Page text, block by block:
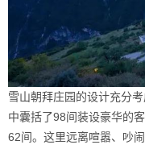
雪山朝拜庄园的设计充分
中囊括了98间装设豪华的
62间。这里远离喧嚣、吵